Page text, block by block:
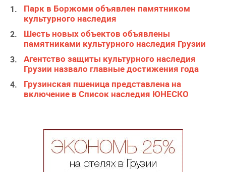
Парк в Боржоми объявлен памятником
культурного наследия
Шесть новых объектов объявлены
памятниками культурного наследия Грузии
Агентство защиты культурного наследия
Грузии назвало главные достижения года
Грузинская пшеница представлена на
включение в Список наследия ЮНЕСКО